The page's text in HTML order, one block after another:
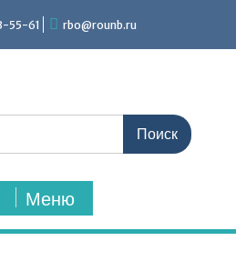
55-61 rbo@rounb.ru
Меню